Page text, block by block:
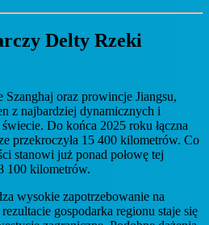
Delty Rzeki
oraz prowincje Jiangsu,
z najbardziej dynamicznych i
Do końca 2025 roku łączna
przekroczyła 15 400 kilometrów. Co
stanowi już ponad połowę tej
100 kilometrów.
wysokie zapotrzebowanie na
gospodarka regionu staje się